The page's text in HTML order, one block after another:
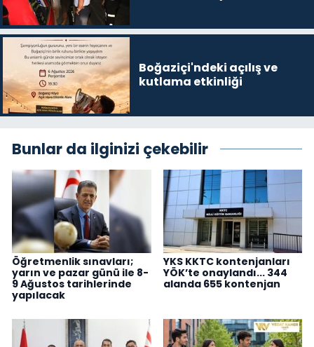
Boğaziçi'ndeki açılış ve
kutlama etkinliği
Bunlar da ilginizi çekebilir
Öğretmenlik sınavları;
yarın ve pazar günü ile 8-
9 Ağustos tarihlerinde
yapılacak
YKS KKTC kontenjanları
YÖK’te onaylandı... 344
alanda 655 kontenjan